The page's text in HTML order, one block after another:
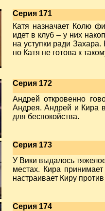
Серия 171
Катя назначает Колю
идет в клуб – у них
на уступки ради
но Катя не готова к
Серия 172
Андрей откровенно
Андрея. Андрей и Кира
для беспокойства.
Серия 173
У Вики выдалось
местах. Кира
настраивает Киру
Серия 174